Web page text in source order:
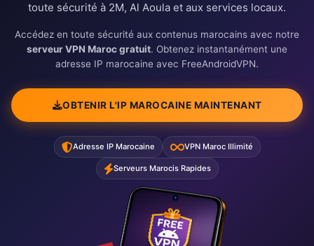
toute sécurité à 2M, Al Aoula et aux services locaux.
Accédez en toute sécurité aux contenus marocains avec notre
serveur VPN Maroc gratuit. Obtenez instantanément une
adresse IP marocaine avec FreeAndroidVPN.
OBTENIR L'IP MAROCAINE MAINTENANT
Adresse IP Marocaine VPN Maroc Illimité
Serveurs Marocis Rapides